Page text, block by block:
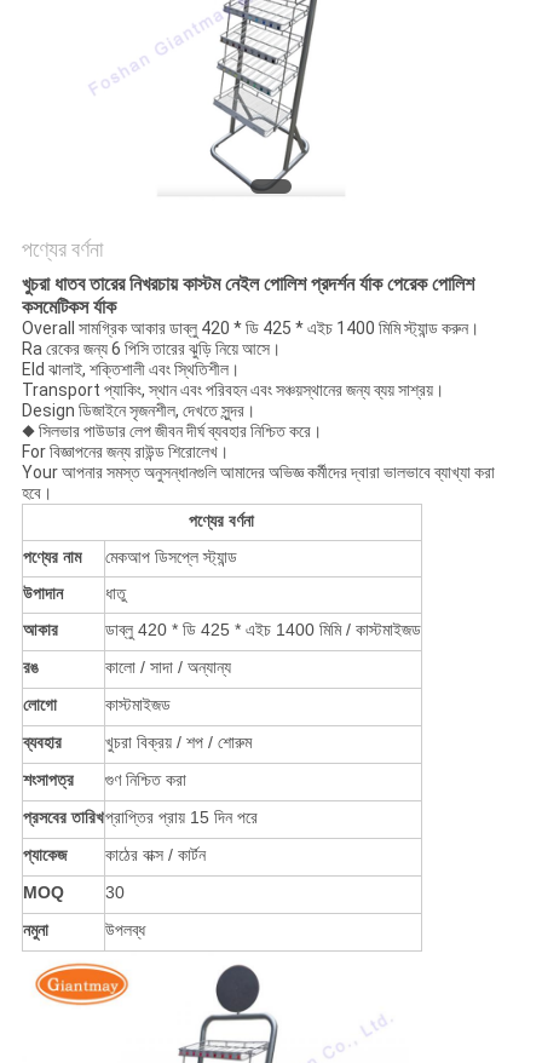
পণ্যের বর্ণনা
খুচরা ধাতব তারের নিখরচায় কাস্টম নেইল পোলিশ প্রদর্শন র্যাক পেরেক পোলিশ
কসমেটিকস র্যাক
Overall সামগ্রিক আকার ডাব্লু 420 * ডি 425 * এইচ 1400 মিমি স্ট্যান্ড করুন।
Ra রেকের জন্য 6 পিসি তারের ঝুড়ি নিয়ে আসে।
Eld ঝালাই, শক্তিশালী এবং স্থিতিশীল।
Transport প্যাকিং, স্থান এবং পরিবহন এবং সঞ্চয়স্থানের জন্য ব্যয় সাশ্রয়।
Design ডিজাইনে সৃজনশীল, দেখতে সুন্দর।
◆ সিলভার পাউডার লেপ জীবন দীর্ঘ ব্যবহার নিশ্চিত করে।
For বিজ্ঞাপনের জন্য রাউন্ড শিরোলেখ।
Your আপনার সমস্ত অনুসন্ধানগুলি আমাদের অভিজ্ঞ কর্মীদের দ্বারা ভালভাবে ব্যাখ্যা করা
হবে।
পণ্যের বর্ণনা
পণ্যের নাম
মেকআপ ডিসপ্লে স্ট্যান্ড
উপাদান
ধাতু
আকার
ডাব্লু 420 * ডি 425 * এইচ 1400 মিমি / কাস্টমাইজড
রঙ
কালো / সাদা / অন্যান্য
লোগো
কাস্টমাইজড
ব্যবহার
খুচরা বিক্রয় / শপ / শোরুম
শংসাপত্র
গুণ নিশ্চিত করা
প্রসবের তারিখপ্রাপ্তির প্রায় 15 দিন পরে
প্যাকেজ
কাঠের বাক্স / কার্টন
MOQ
30
নমুনা
উপলব্ধ